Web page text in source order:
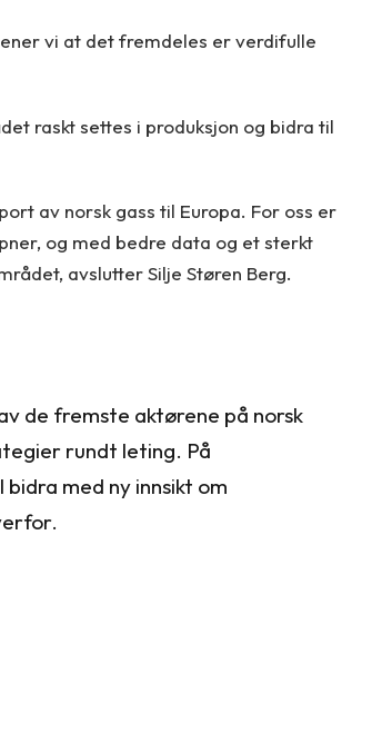
vi at det fremdeles er verdifulle
raskt settes i produksjon og bidra til
av norsk gass til Europa. For oss er
og med bedre data og et sterkt
avslutter Silje Støren Berg.
de fremste aktørene på norsk
rundt leting. På
med ny innsikt om